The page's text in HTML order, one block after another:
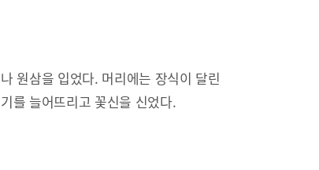
원삼을 입었다. 머리에는 장식이 달린
를 늘어뜨리고 꽃신을 신었다.